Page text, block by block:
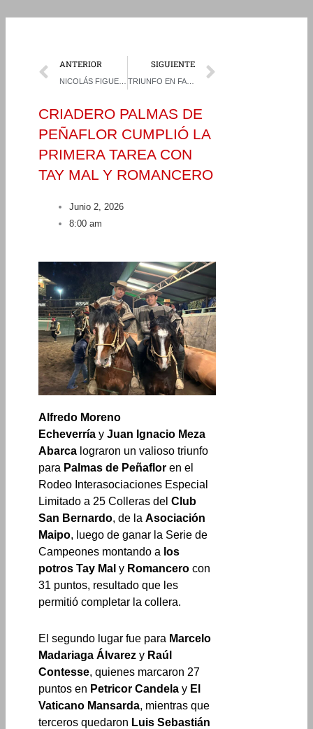
Prev
ANTERIOR SIGUIENTE
TRIUNFO EN FAMILIA: LOS BUGUEÑO CELEBRARON EN OVALLE
CRIADERO PALMAS DE
PEÑAFLOR CUMPLIÓ LA
PRIMERA TAREA CON
TAY MAL Y ROMANCERO
Junio 2, 2026
8:00 am
Alfredo Moreno
Echeverría yJuan Ignacio Meza
Abarca lograron un valioso triunfo
para Palmas de Peñaflor en el
Rodeo Interasociaciones Especial
Limitado a 25 Colleras delClub
San Bernardo, de laAsociación
Maipo, luego de ganar la Serie de
Campeones montando a los
potros Tay Mal y Romancero con
31 puntos, resultado que les
permitió completar la collera.
El segundo lugar fue para Marcelo
Madariaga Álvarez y Raúl
Contesse, quienes marcaron 27
puntos en Petricor Candela y El
Vaticano Mansarda, mientras que
terceros quedaron Luis Sebastián